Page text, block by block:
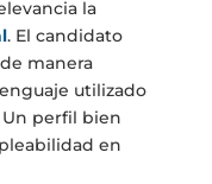
la
. El candidato
manera
utilizado
perfil bien
en